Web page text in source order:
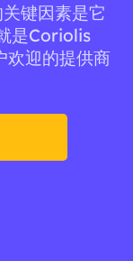
键因素是它
是Coriolis
欢迎的提供商